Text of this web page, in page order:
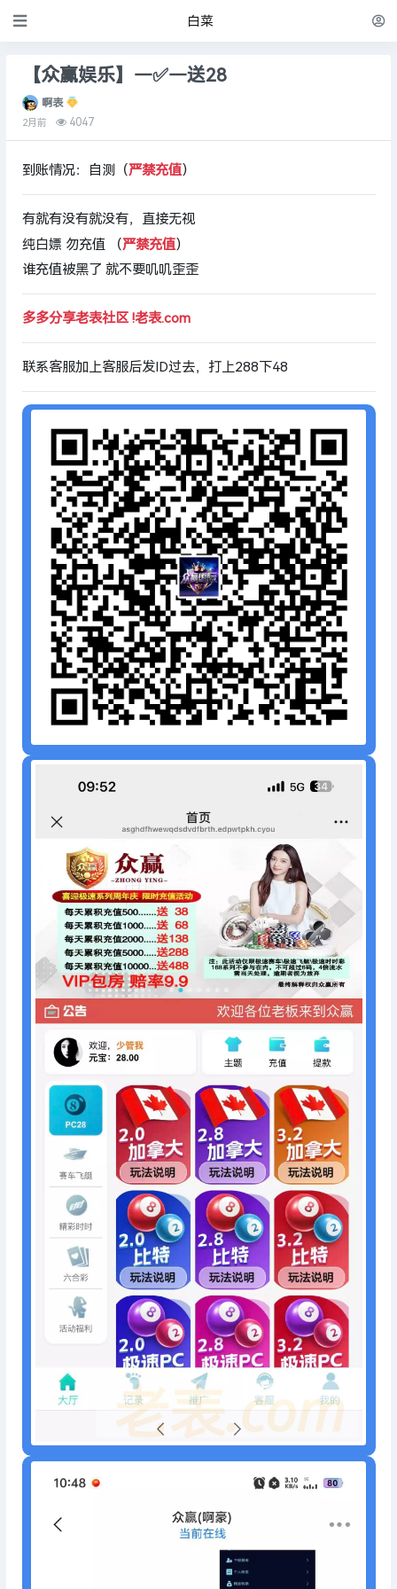
白菜
【众赢娱乐】—✅—送28
啊表
2月前 4047
到账情况：自测（严禁充值）
有就有没有就没有，直接无视
纯白嫖 勿充值 （严禁充值）
谁充值被黑了 就不要叽叽歪歪
多多分享老表社区 !老表.com
联系客服加上客服后发ID过去，打上288下48